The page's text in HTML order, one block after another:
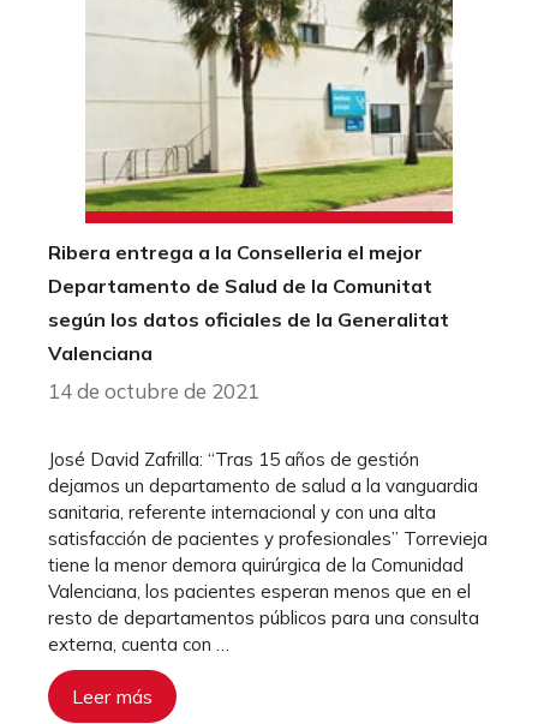
Ribera entrega a la Conselleria el mejor
Departamento de Salud de la Comunitat
según los datos oficiales de la Generalitat
Valenciana
14 de octubre de 2021
José David Zafrilla: “Tras 15 años de gestión
dejamos un departamento de salud a la vanguardia
sanitaria, referente internacional y con una alta
satisfacción de pacientes y profesionales” Torrevieja
tiene la menor demora quirúrgica de la Comunidad
Valenciana, los pacientes esperan menos que en el
resto de departamentos públicos para una consulta
externa, cuenta con …
Leer más